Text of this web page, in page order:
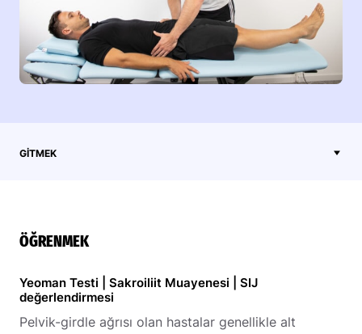
GITMEK
ÖĞRENMEK
Yeoman Testi | Sakroiliit Muayenesi | SIJ
değerlendirmesi
Pelvik-girdle ağrısı olan hastalar genellikle alt